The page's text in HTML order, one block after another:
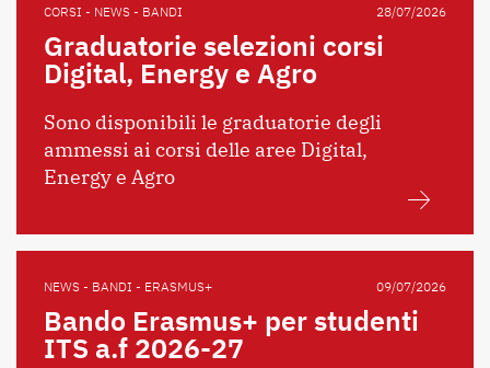
CORSI - NEWS - BANDI 28/07/2026
Graduatorie selezioni corsi
Digital, Energy e Agro
Sono disponibili le graduatorie degli
ammessi ai corsi delle aree Digital,
Energy e Agro
NEWS - BANDI - ERASMUS+ 09/07/2026
Bando Erasmus+ per studenti
ITS a.f 2026-27